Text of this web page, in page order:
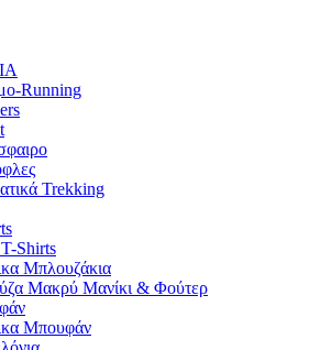
Running
Trekking
Shirts
Μπλουζάκια
Μακρύ Μανίκι & Φούτερ
Μπουφάν